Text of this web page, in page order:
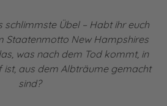
schlimmste Übel – Habt ihr euch
Staatenmotto New Hampshires
was nach dem Tod kommt, in
ist, aus dem Albträume gemacht
sind?